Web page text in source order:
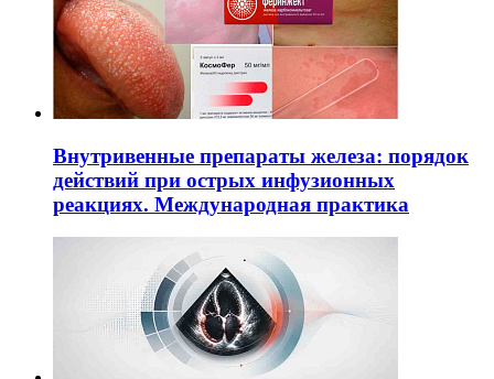
Внутривенные препараты железа: порядок
действий при острых инфузионных
реакциях. Международная практика